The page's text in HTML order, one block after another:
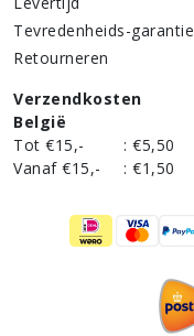
Tevredenheids-garantie
Retourneren
Verzendkosten
België
Tot €15,-
: €5,50
Vanaf €15,-
: €1,50